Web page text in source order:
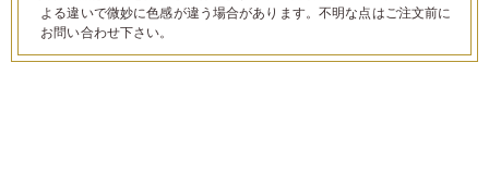
よる違いで微妙に色感が違う場合があります。不明な点はご注文前に
お問い合わせ下さい。